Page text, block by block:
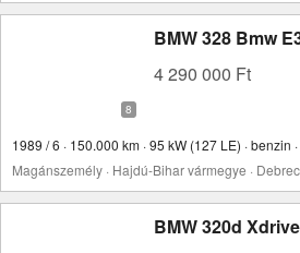
BMW 328 Bmw
4 290 000 Ft
1989 / 6 · 150.000 km · 95 kW (127 LE) · benzin
Magánszemély · Hajdú-Bihar vármegye ·
BMW 320d Xdrive